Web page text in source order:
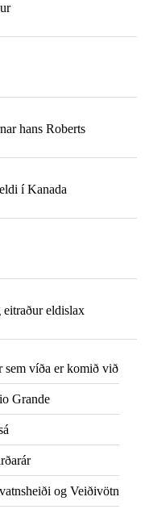
hans Roberts
í Kanada
eldislax
sem víða er komið við
Grande
og Veiðivötn